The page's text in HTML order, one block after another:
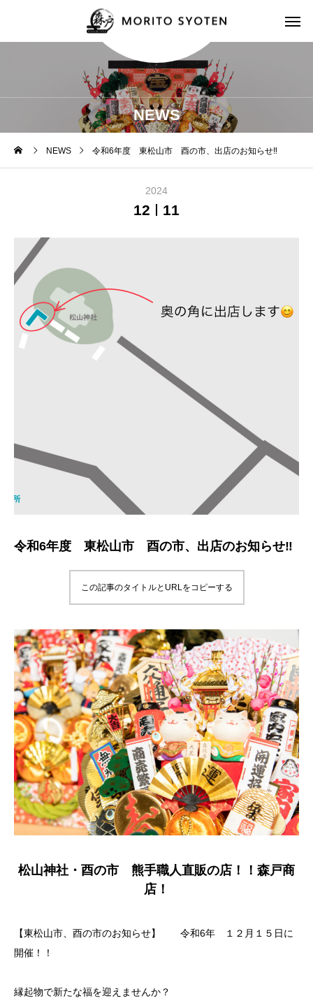
NEWS
NEWS 令和6年度 東松山市 酉の市、出店のお知らせ‼︎
2024
12 11
令和6年度 東松山市 酉の市、出店のお知らせ‼︎
この記事のタイトルとURLをコピーする
松山神社・酉の市 熊手職人直販の店！！森戸商
店！
【東松山市、酉の市のお知らせ】 令和6年 １２月１５日に
開催！！
縁起物で新たな福を迎えませんか？